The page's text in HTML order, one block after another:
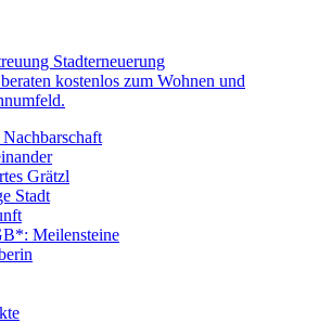
Stadterneuerung
kostenlos zum Wohnen und
Grätzl
Stadt
Meilensteine